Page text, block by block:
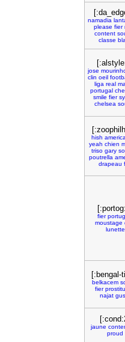
namadia
please fier
content
classe
jose
clin oeil
liga real
portugal
smile fier
chelsea
hish america
yeah chien
triso gary
poutrella
drapeau
fier
moustage
lunette
[:bengal-
belkacem
fier
najat
jaune
proud